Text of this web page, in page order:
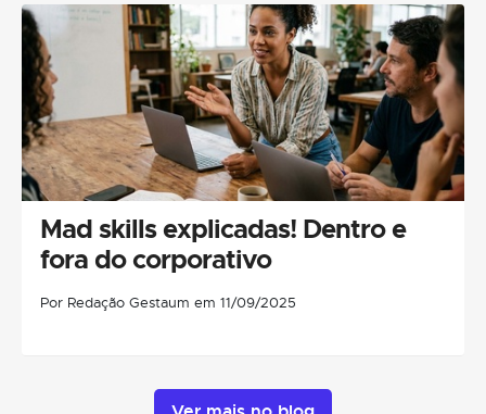
Mad skills explicadas! Dentro e
fora do corporativo
Por Redação Gestaum em 11/09/2025